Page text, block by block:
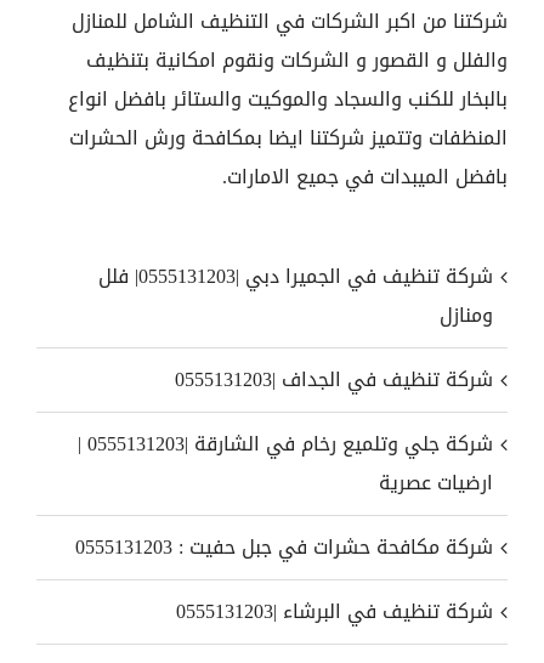
شركتنا من اكبر الشركات في التنظيف الشامل للمنازل
والفلل و القصور و الشركات ونقوم امكانية بتنظيف
بالبخار للكنب والسجاد والموكيت والستائر بافضل انواع
المنظفات وتتميز شركتنا ايضا بمكافحة ورش الحشرات
بافضل الميبدات في جميع الامارات.
شركة تنظيف في الجميرا دبي |0555131203| فلل
ومنازل
شركة تنظيف في الجداف |0555131203
شركة جلي وتلميع رخام في الشارقة |0555131203 |
ارضيات عصرية
شركة مكافحة حشرات في جبل حفيت : 0555131203
شركة تنظيف في البرشاء |0555131203